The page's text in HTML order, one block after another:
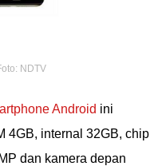
NDTV
Android ini
4GB, internal 32GB, chip
dan kamera depan